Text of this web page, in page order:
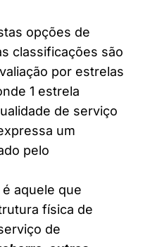
opções de
classificações são
por estrelas
1 estrela
de serviço
um
pelo
aquele que
física de
de